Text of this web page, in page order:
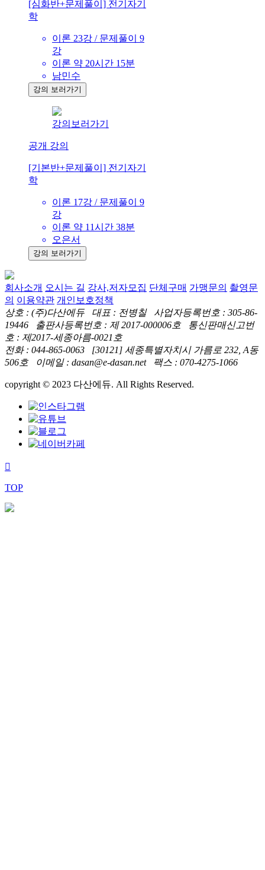
[심화반+문제풀이] 전기자기
학
이론 23강 / 문제풀이 9
강
이론 약 20시간 15분
남민수
강의 보러가기
강의보러가기
공개 강의
[기본반+문제풀이] 전기자기
학
이론 17강 / 문제풀이 9
강
이론 약 11시간 38분
오은서
강의 보러가기
회사소개 오시는 길 강사,저자모집 단체구매 가맹문의 촬영문
의 이용약관 개인보호정책
상호 : (주)다산에듀 대표 : 전병칠 사업자등록번호 : 305-86-
19446 출판사등록번호 : 제 2017-000006호 통신판매신고번
호 : 제2017-세종아름-0021호
전화 : 044-865-0063 [30121] 세종특별자치시 가름로 232, A동
506호 이메일 : dasan@e-dasan.net 팩스 : 070-4275-1066
copyright © 2023 다산에듀. All Rights Reserved.
TOP